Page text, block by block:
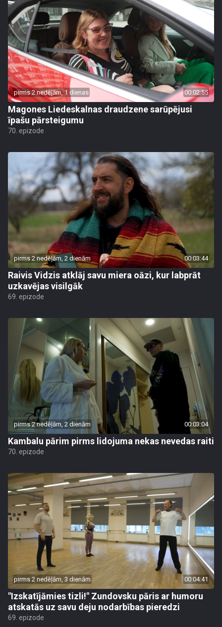
pirms 2 nedēļām, 1 dienas 00:02:55
Magones Liedeskalnas draudzene sarūpējusi
īpašu pārsteigumu
70. epizode
pirms 2 nedēļām, 2 dienām 00:03:44
Raivis Vidzis atklāj savu miera oāzi, kur labprāt
uzkavējas visilgāk
69. epizode
pirms 2 nedēļām, 2 dienām 00:03:04
Kambalu pārim pirms lidojuma nekas nevedas raiti
70. epizode
pirms 2 nedēļām, 3 dienām 00:04:41
"Izskatījāmies tizli!" Zundovsku pāris ar humoru
atskatās uz savu deju nodarbības pieredzi
69. epizode